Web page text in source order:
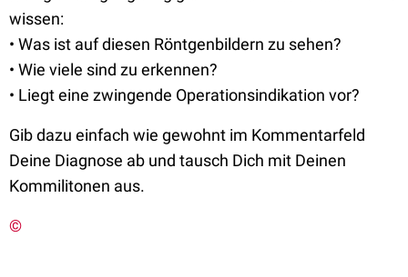
wissen:
• Was ist auf diesen Röntgenbildern zu sehen?
• Wie viele sind zu erkennen?
• Liegt eine zwingende Operationsindikation vor?
Gib dazu einfach wie gewohnt im Kommentarfeld
Deine Diagnose ab und tausch Dich mit Deinen
Kommilitonen aus.
©